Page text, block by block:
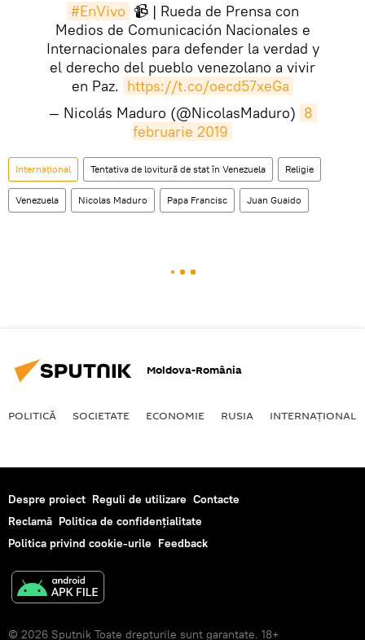
#EnVivo 📹 | Rueda de Prensa con
Medios de Comunicación Nacionales e
Internacionales para defender la verdad y
el derecho del pueblo venezolano a vivir
en Paz. https://t.co/oecd57xeGa
— Nicolás Maduro (@NicolasMaduro) 8
februarie 2019
Internaţional Tentativa de lovitură de stat în Venezuela Religie
Venezuela Nicolas Maduro Papa Francisc Juan Guaido
Moldova-România
POLITICĂ SOCIETATE ECONOMIE RUSIA INTERNAŢIONAL
Despre proiect Reguli de utilizare Contacte
Reclamă Politica de confidențialitate
Politica privind cookie-urile Feedback
© 2026 Sputnik Toate drepturile sunt garantate. 18+